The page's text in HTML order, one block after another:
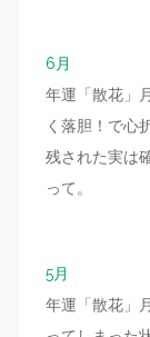
6月
年運「散花」
く落胆！で心
残された実は
って。
5月
年運「散花」